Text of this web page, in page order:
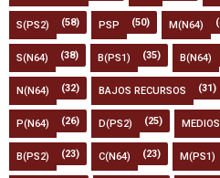
S(PS2) (58) PSP (50) M(N64)
S(N64) (38) B(PS1) (35) B(N64)
N(N64) (32) BAJOS RECURSOS (31)
P(N64) (26) D(PS2) (25)
B(PS2) (23) C(N64) (23) M(PS1)